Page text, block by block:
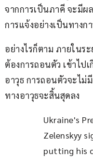
จากการเป็นภาคี จะมีผ
การแจ้งอย่างเป็นทางก
อย่างไรก็ตาม ภายในร
ต้องการถอนตัว เข้าไป
อาวุธ การถอนตัวจะไม่
ทางอาวุธจะสิ้นสุดลง
Ukraine's
Zelenskyy
putting his